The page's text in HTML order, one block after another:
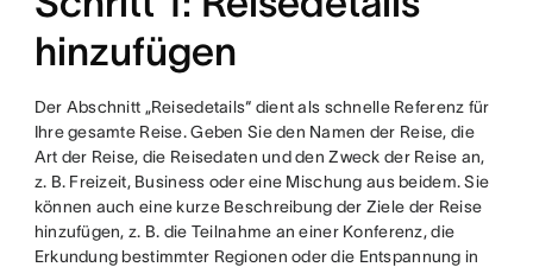
hinzufügen
Der Abschnitt „Reisedetails“ dient als schnelle Referenz für
Ihre gesamte Reise. Geben Sie den Namen der Reise, die
Art der Reise, die Reisedaten und den Zweck der Reise an,
z. B. Freizeit, Business oder eine Mischung aus beidem. Sie
können auch eine kurze Beschreibung der Ziele der Reise
hinzufügen, z. B. die Teilnahme an einer Konferenz, die
Erkundung bestimmter Regionen oder die Entspannung in